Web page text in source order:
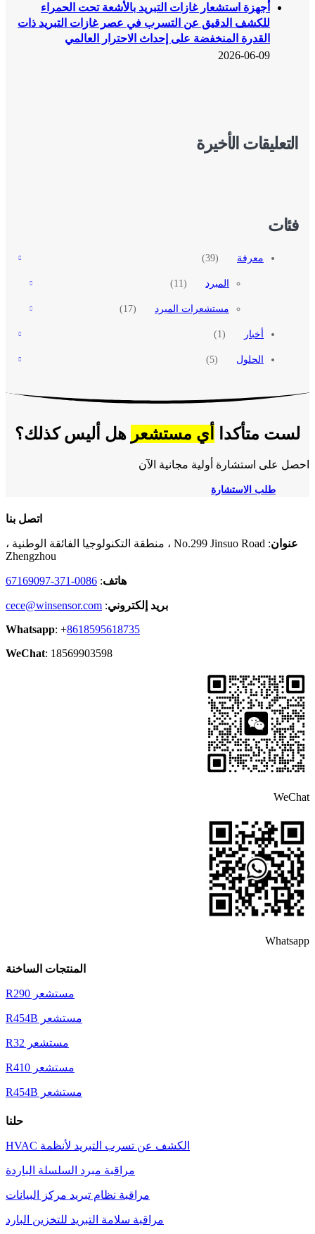
أجهزة استشعار غازات التبريد بالأشعة تحت الحمراء
للكشف الدقيق عن التسرب في عصر غازات التبريد ذات
القدرة المنخفضة على إحداث الاحترار العالمي
2026-06-09
التعليقات الأخيرة
فئات
معرفة (39)
المبرد (11)
مستشعرات المبرد (17)
أخبار (1)
الحلول (5)
لست متأكدا أي مستشعر هل أليس كذلك؟
احصل على استشارة أولية مجانية الآن
طلب الاستشارة
اتصل بنا
عنوان
: No.299 Jinsuo Road ، منطقة التكنولوجيا الفائقة الوطنية ،
Zhengzhou
هاتف:
0086-371-67169097
بريد إلكتروني:
cece@winsensor.com
Whatsapp: +8618595618735
WeChat: 18569903598
WeChat
Whatsapp
المنتجات الساخنة
مستشعر R290
مستشعر R454B
مستشعر R32
مستشعر R410
مستشعر R454B
حلنا
الكشف عن تسرب التبريد لأنظمة HVAC
مراقبة مبرد السلسلة الباردة
مراقبة نظام تبريد مركز البيانات
مراقبة سلامة التبريد للتخزين البارد